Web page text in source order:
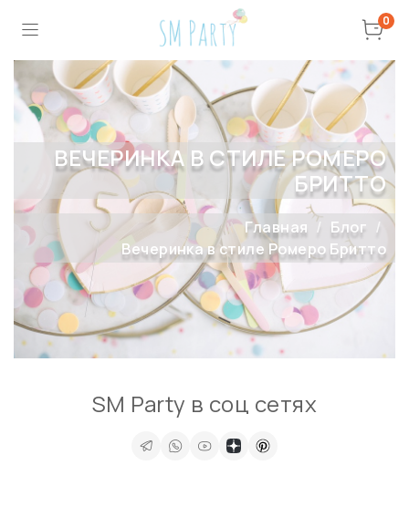
0
ВЕЧЕРИНКА В СТИЛЕ РОМЕРО
БРИТТО
Главная
Блог
Вечеринка в стиле Ромеро Бритто
SM Party в соц сетях